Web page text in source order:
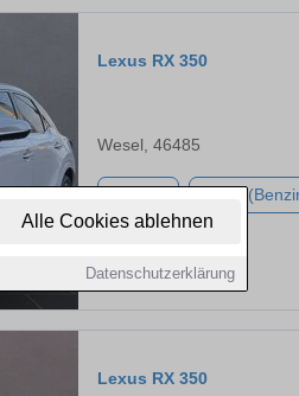
Alle Cookies ablehnen
Datenschutzerklärung
Lexus RX 350
Wesel, 46485
Hybrid
Lexus RX 350